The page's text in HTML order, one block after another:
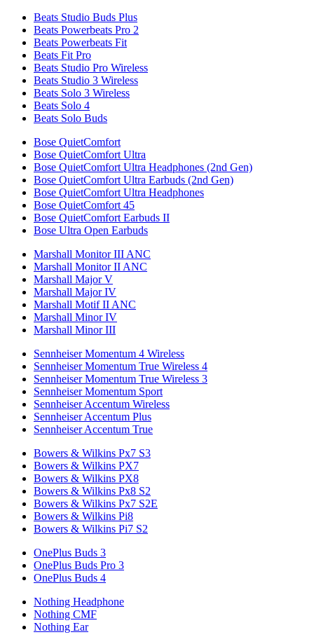
Beats Studio Buds Plus
Beats Powerbeats Pro 2
Beats Powerbeats Fit
Beats Fit Pro
Beats Studio Pro Wireless
Beats Studio 3 Wireless
Beats Solo 3 Wireless
Beats Solo 4
Beats Solo Buds
Bose QuietComfort
Bose QuietComfort Ultra
Bose QuietComfort Ultra Headphones (2nd Gen)
Bose QuietComfort Ultra Earbuds (2nd Gen)
Bose QuietComfort Ultra Headphones
Bose QuietComfort 45
Bose QuietComfort Earbuds II
Bose Ultra Open Earbuds
Marshall Monitor III ANC
Marshall Monitor II ANC
Marshall Major V
Marshall Major IV
Marshall Motif II ANC
Marshall Minor IV
Marshall Minor III
Sennheiser Momentum 4 Wireless
Sennheiser Momentum True Wireless 4
Sennheiser Momentum True Wireless 3
Sennheiser Momentum Sport
Sennheiser Accentum Wireless
Sennheiser Accentum Plus
Sennheiser Accentum True
Bowers & Wilkins Px7 S3
Bowers & Wilkins PX7
Bowers & Wilkins PX8
Bowers & Wilkins Px8 S2
Bowers & Wilkins Px7 S2E
Bowers & Wilkins Pi8
Bowers & Wilkins Pi7 S2
OnePlus Buds 3
OnePlus Buds Pro 3
OnePlus Buds 4
Nothing Headphone
Nothing CMF
Nothing Ear